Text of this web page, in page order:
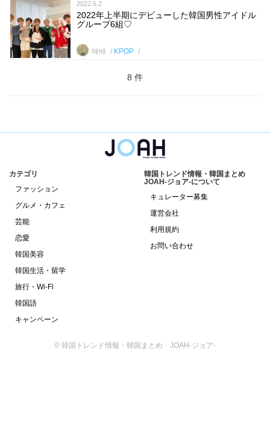
2022.6.2
2022年上半期にデビューした韓国男性アイドル
グループ6組♡
애배 KPOP
8 件
カテゴリ
ファッション
グルメ・カフェ
芸能
恋愛
韓国美容
韓国生活・留学
旅行・Wi-Fi
韓国語
キャンペーン
韓国トレンド情報・韓国まとめ
JOAH-ジョア-について
キュレーター募集
運営会社
利用規約
お問い合わせ
© 韓国トレンド情報・韓国まとめ JOAH-ジョア-